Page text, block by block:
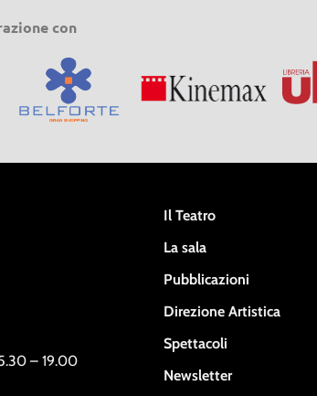
con
– 19.00
Il Teatro
La sala
Pubblicazioni
Direzione Artistica
Spettacoli
Newsletter